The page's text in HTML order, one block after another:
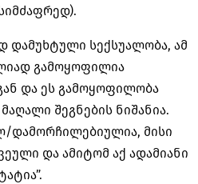
სექსუალობა, ამ
გამოყოფილია
და ეს გამოყოფილობა
შეგნების ნიშანია.
დამორჩილებიულია, მისი
და ამიტომ აქ ადამიანი